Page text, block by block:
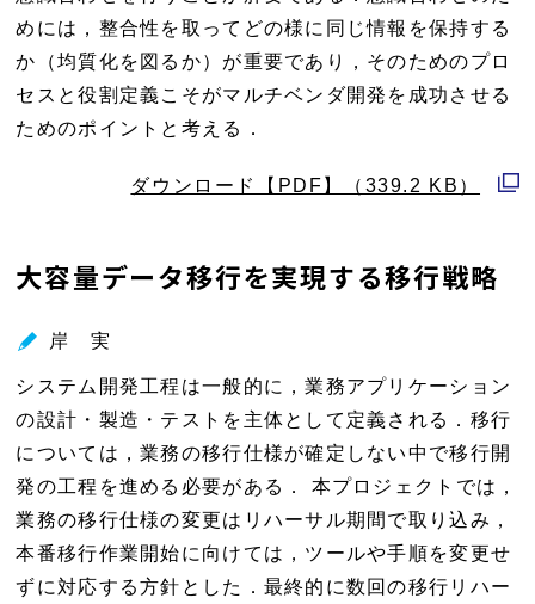
めには，整合性を取ってどの様に同じ情報を保持する
か（均質化を図るか）が重要であり，そのためのプロ
セスと役割定義こそがマルチベンダ開発を成功させる
ためのポイントと考える．
ダウンロード【PDF】（339.2 KB）
ィ
ウ
で
開
く
大容量データ移行を実現する移行戦略
岸 実
システム開発工程は一般的に，業務アプリケーション
の設計・製造・テストを主体として定義される．移行
については，業務の移行仕様が確定しない中で移行開
発の工程を進める必要がある． 本プロジェクトでは，
業務の移行仕様の変更はリハーサル期間で取り込み，
本番移行作業開始に向けては，ツールや手順を変更せ
ずに対応する方針とした．最終的に数回の移行リハー